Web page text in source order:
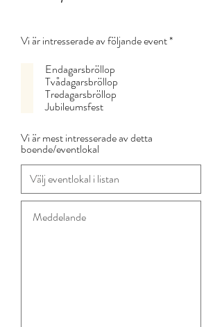
Vi är intresserade av följande event*O
k
Endagarsbröllop
Tvådagarsbröllop
Tredagarsbröllop
Jubileumsfest
Vi är mest intresserade av detta
boende/eventlokal